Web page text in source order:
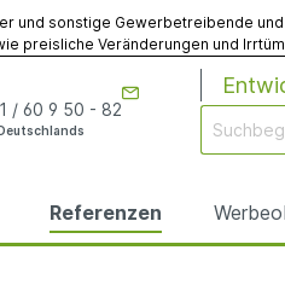
sonstige Gewerbetreibende
preisliche Veränderungen und
/ 60 9 50 - 82
Referenzen